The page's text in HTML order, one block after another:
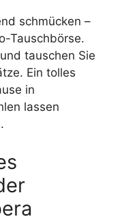
schmücken –
Tauschbörse.
tauschen Sie
Ein tolles
in
lassen